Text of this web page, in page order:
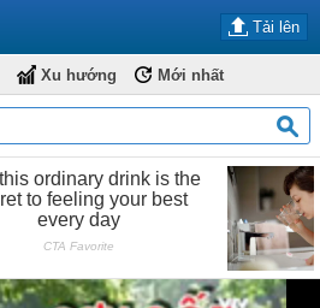
Tải lên
Xu hướng Mới nhất